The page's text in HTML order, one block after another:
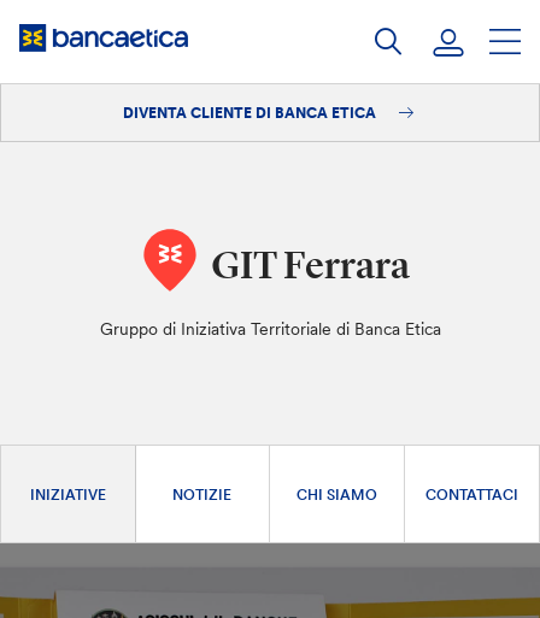
DIVENTA CLIENTE DI BANCA ETICA
GIT Ferrara
Gruppo di Iniziativa Territoriale di Banca Etica
INIZIATIVE NOTIZIE CHI SIAMO CONTATTACI